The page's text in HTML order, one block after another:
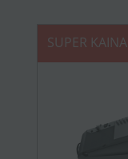
SUPER KAINA